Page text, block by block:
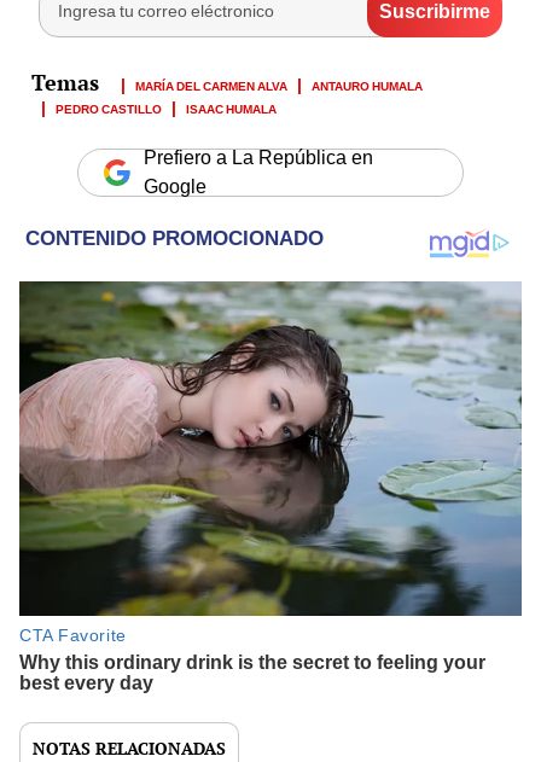
MARÍA DEL CARMEN ALVA
ANTAURO HUMALA
PEDRO CASTILLO
ISAAC HUMALA
Prefiero a La República en
Google
NOTAS RELACIONADAS